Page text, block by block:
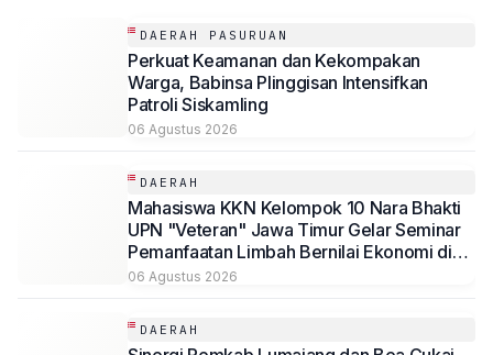
DAERAH PASURUAN
Perkuat Keamanan dan Kekompakan
Warga, Babinsa Plinggisan Intensifkan
Patroli Siskamling
06 Agustus 2026
DAERAH
Mahasiswa KKN Kelompok 10 Nara Bhakti
UPN "Veteran" Jawa Timur Gelar Seminar
Pemanfaatan Limbah Bernilai Ekonomi di
Desa Mojoduwur
06 Agustus 2026
DAERAH